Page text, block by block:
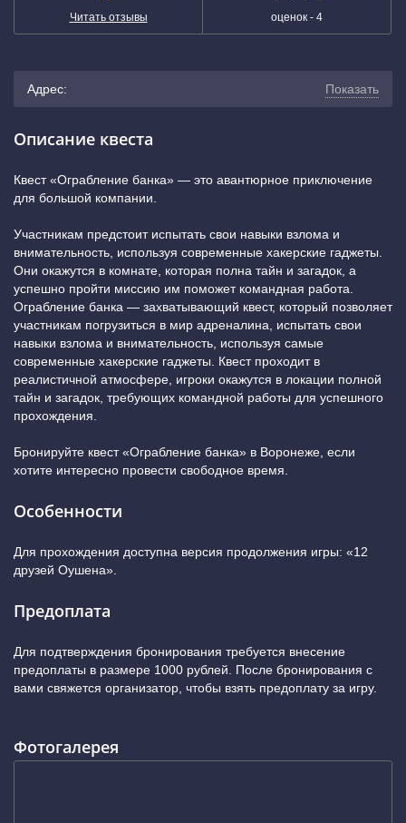
Читать отзывы оценок - 4
Адрес: Показать
подвальное помещение со стороны жилого дома)
(показать на карте)
+7 (800) 222-52-38
Описание квеста
Квест «Ограбление банка» — это авантюрное приключение
для большой компании.
Участникам предстоит испытать свои навыки взлома и
внимательность, используя современные хакерские гаджеты.
Они окажутся в комнате, которая полна тайн и загадок, а
успешно пройти миссию им поможет командная работа.
Ограбление банка — захватывающий квест, который позволяет
участникам погрузиться в мир адреналина, испытать свои
навыки взлома и внимательность, используя самые
современные хакерские гаджеты. Квест проходит в
реалистичной атмосфере, игроки окажутся в локации полной
тайн и загадок, требующих командной работы для успешного
прохождения.
Бронируйте квест «Ограбление банка» в Воронеже, если
хотите интересно провести свободное время.
Особенности
Для прохождения доступна версия продолжения игры: «12
друзей Оушена».
Предоплата
Для подтверждения бронирования требуется внесение
предоплаты в размере 1000 рублей. После бронирования с
вами свяжется организатор, чтобы взять предоплату за игру.
Фотогалерея